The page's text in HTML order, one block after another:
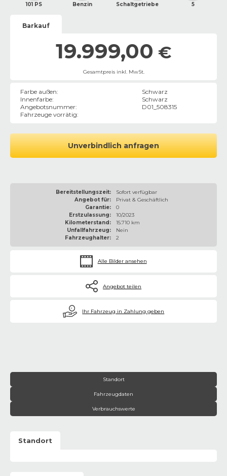
101 PS Benzin Schaltgetriebe 5
Barkauf
19.999,00 €
Gesamtpreis inkl. MwSt.
Farbe außen:
Schwarz
Innenfarbe:
Schwarz
Angebotsnummer:
D01_508315
Fahrzeuge vorrätig:
Unverbindlich anfragen
Bereitstellungszeit:
Sofort verfügbar
Angebot für:
Privat & Geschäftlich
Garantie:
0
Erstzulassung:
10/2023
Kilometerstand:
15.710 km
Unfallfahrzeug:
Nein
Fahrzeughalter:
2
Alle Bilder ansehen
Angebot teilen
€ Ihr Fahrzeug in Zahlung geben
Standort
Fahrzeugdaten
Verbrauchswerte
Standort